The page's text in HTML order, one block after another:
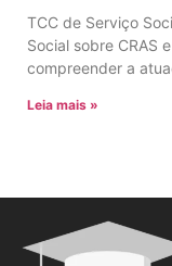
TCC de Serviço
Social sobre CRAS
compreender a
Leia mais »